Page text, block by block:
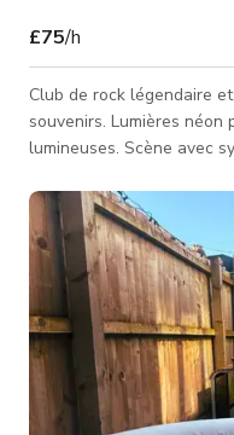
£75/h
Club de rock légendaire
souvenirs. Lumières néon
lumineuses. Scène avec